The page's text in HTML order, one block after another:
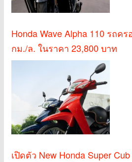
Honda Wave Alpha 110 รถค
กม./ล. ในราคา 23,800 บาท
เปิดตัว New Honda Super